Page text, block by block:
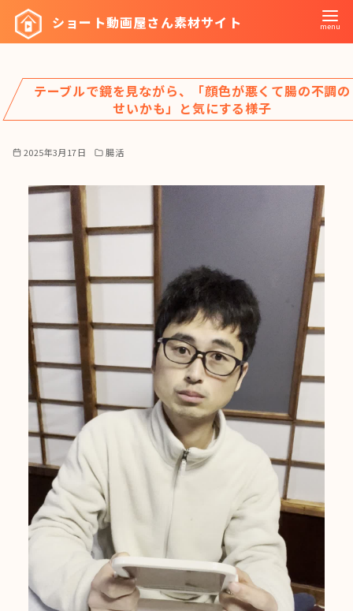
ツ
へ
ショート動画屋さん素材サイト
テーブルで鏡を見ながら、「顔色が悪くて腸の不調の
せいかも」と気にする様子
2025年3月17日 腸活